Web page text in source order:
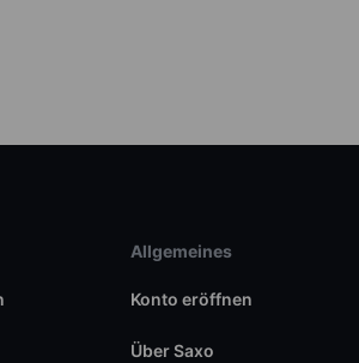
Allgemeines
Konto eröffnen
Über Saxo